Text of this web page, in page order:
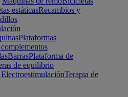
estáticasRecambios y
Plataformas
BarrasPlataforma de
de equilibrio
ElectroestimulaciónTerapia de